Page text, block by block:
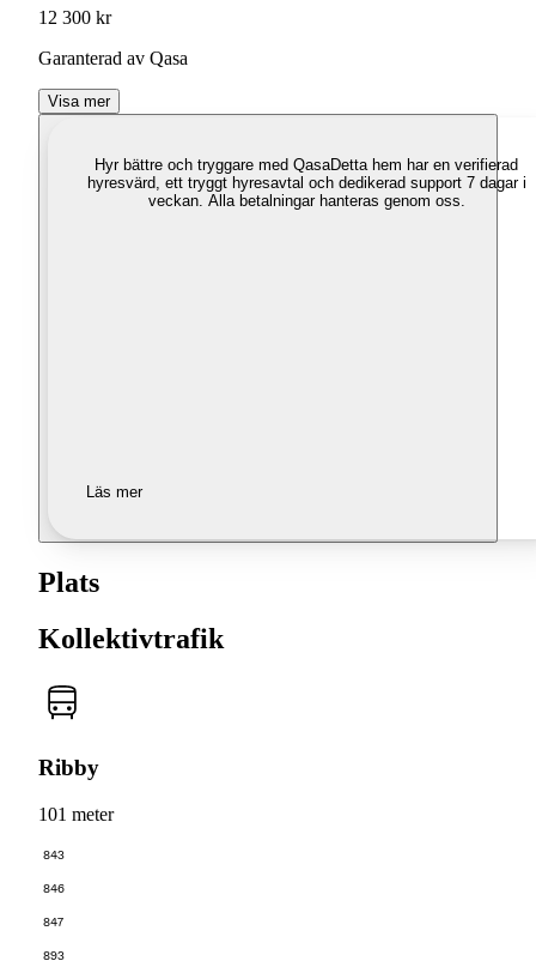
12 300 kr
Garanterad av Qasa
Visa mer
Hyr bättre och tryggare med QasaDetta hem har en verifierad
hyresvärd, ett tryggt hyresavtal och dedikerad support 7 dagar i
veckan. Alla betalningar hanteras genom oss.
Läs mer
Plats
Kollektivtrafik
Ribby
101 meter
843
846
847
893